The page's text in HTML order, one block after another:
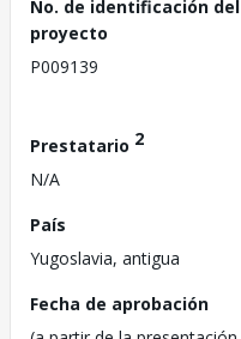
No. de identificación del
proyecto
P009139
Prestatario 2
N/A
País
Yugoslavia, antigua
Fecha de aprobación